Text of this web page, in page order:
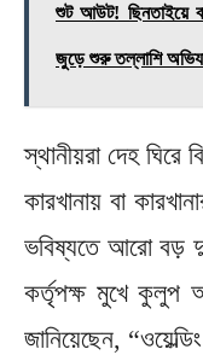
শুট আউট! ছিনতাইয়ে
জুড়ে শুরু তল্লাশি
স্থানীয়রা দেহ ঘিরে
কারখানায় বা
ভবিষ্যতে আরো বড়
কর্তৃপক্ষ মুখে
জানিয়েছেন,